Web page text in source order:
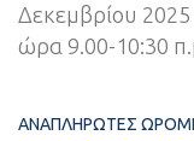
Δεκεμβρίου 2025
ώρα 9.00-10:30
ΑΝΑΠΛΗΡΩΤΈΣ